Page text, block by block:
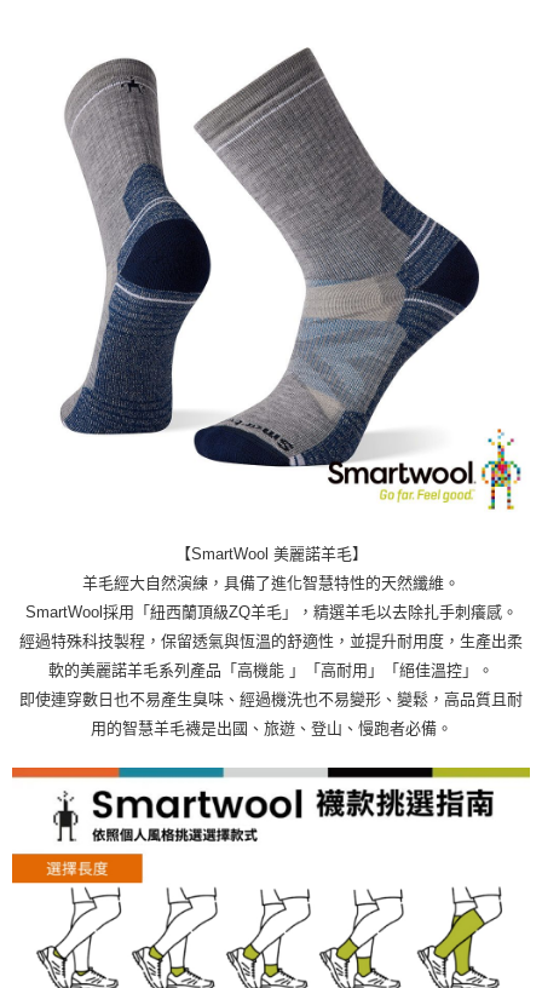
５．嚴禁一人註冊多個帳號或使用他人資訊註冊。若發現惡意使用之情形，
恩沛科技股份有限公司將有權停止該用戶之使用額度並採取法律行動。
【SmartWool 美麗諾羊毛】
羊毛經大自然演練，具備了進化智慧特性的天然纖維。
SmartWool採用「紐西蘭頂級ZQ羊毛」，精選羊毛以去除扎手刺癢感。
經過特殊科技製程，保留透氣與恆溫的舒適性，並提升耐用度，生產出柔
軟的美麗諾羊毛系列產品「高機能 」「高耐用」「絕佳溫控」。
即使連穿數日也不易產生臭味、經過機洗也不易變形、變鬆，高品質且耐
用的智慧羊毛襪是出國、旅遊、登山、慢跑者必備。